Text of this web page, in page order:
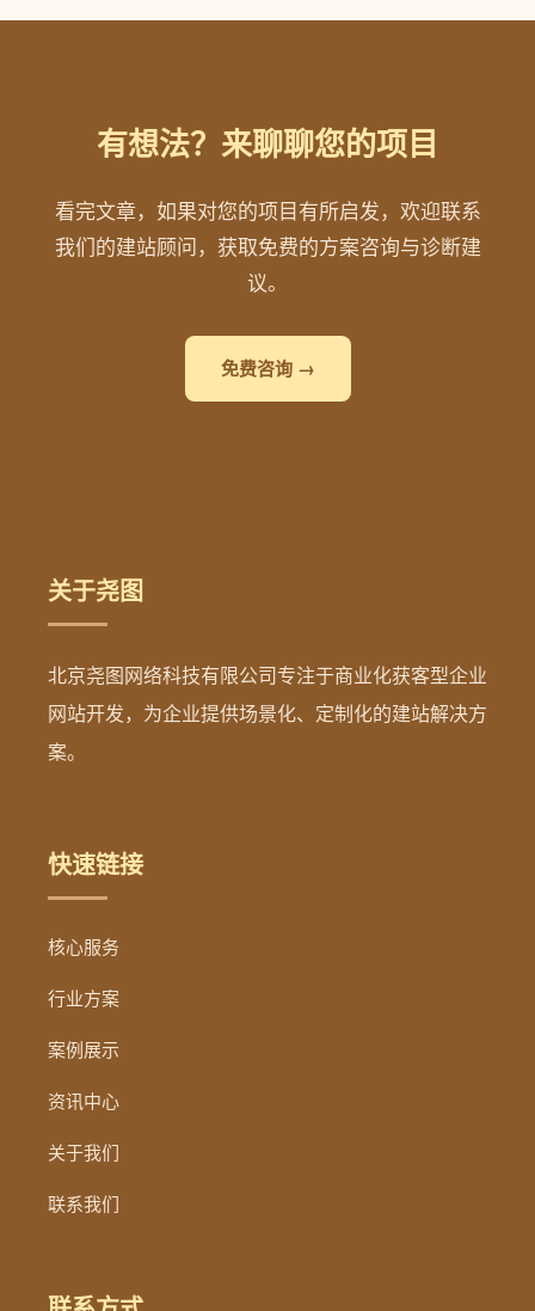
有想法？来聊聊您的项目
看完文章，如果对您的项目有所启发，欢迎联系
我们的建站顾问，获取免费的方案咨询与诊断建
议。
免费咨询 →
关于尧图
北京尧图网络科技有限公司专注于商业化获客型企业
网站开发，为企业提供场景化、定制化的建站解决方
案。
快速链接
核心服务
行业方案
案例展示
资讯中心
关于我们
联系我们